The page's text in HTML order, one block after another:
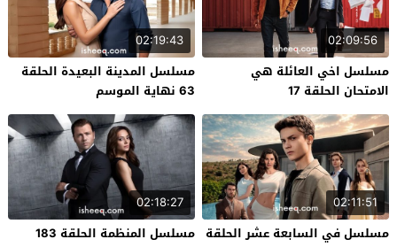
02:09:56
مسلسل اخي العائلة هي
الامتحان الحلقة 17
02:19:43
مسلسل المدينة البعيدة الحلقة
63 نهاية الموسم
02:11:51
مسلسل في السابعة عشر الحلقة
02:18:27
مسلسل المنظمة الحلقة 183